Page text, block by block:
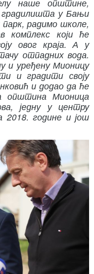
наше општине,
у Бањи
парк, радимо школе,
који ће
овог краја. А у
отпадних вода.
и уређену Мионицу
и градити своју
и додао да ће
општина Мионица
једну у центру
2018. године и још